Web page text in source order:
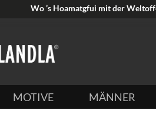
Wo ’s Hoamatgfui mit der
MOTIVE MÄNNER